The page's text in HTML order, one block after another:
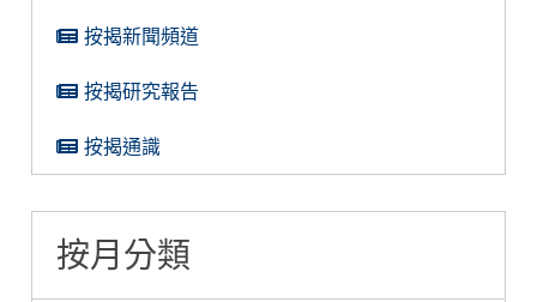
按揭新聞頻道
按揭研究報告
按揭通識
按月分類